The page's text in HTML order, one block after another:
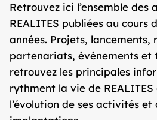
Retrouvez ici l’ensemble des
REALITES publiées au cours
années. Projets, lancements,
partenariats, événements et
retrouvez les principales
rythment la vie de
l’évolution de ses activités et